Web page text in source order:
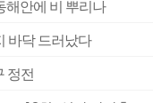
해안에 비 뿌리나
바닥 드러났다
정전